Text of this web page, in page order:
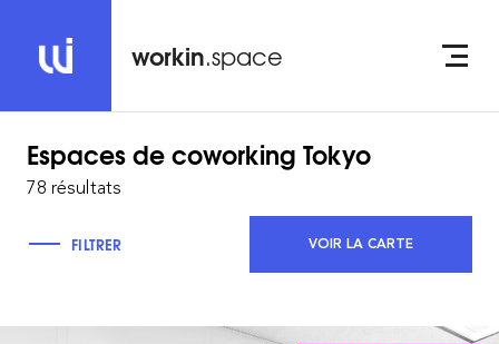
workin.space
Espaces de coworking Tokyo
78 résultats
FILTRER VOIR LA CARTE